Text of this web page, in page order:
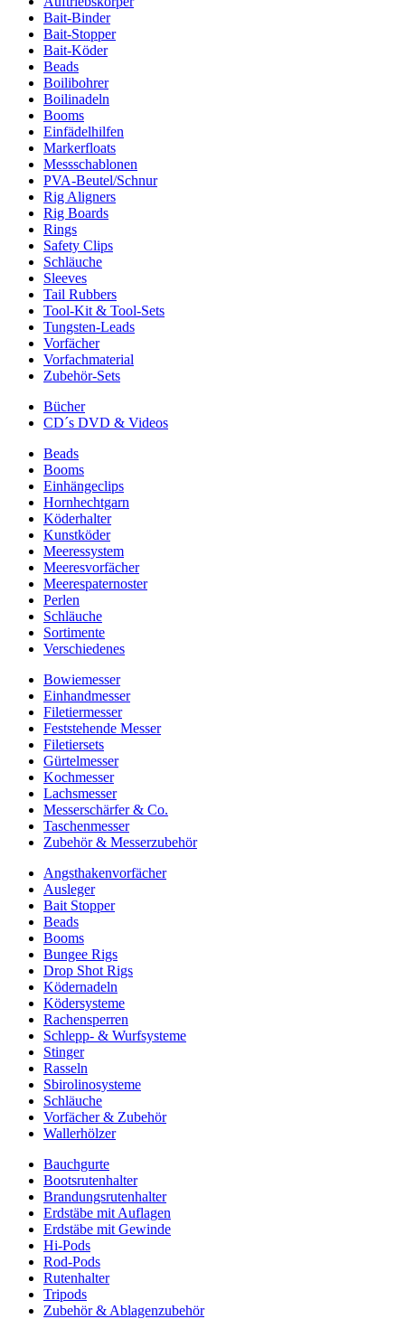
Bait-Binder
Bait-Stopper
Bait-Köder
Beads
Boilibohrer
Boilinadeln
Booms
Einfädelhilfen
Markerfloats
Messschablonen
PVA-Beutel/Schnur
Rig Aligners
Rig Boards
Rings
Safety Clips
Schläuche
Sleeves
Tail Rubbers
Tool-Kit & Tool-Sets
Tungsten-Leads
Vorfächer
Vorfachmaterial
Zubehör-Sets
Bücher
CD´s DVD & Videos
Beads
Booms
Einhängeclips
Hornhechtgarn
Köderhalter
Kunstköder
Meeressystem
Meeresvorfächer
Meerespaternoster
Perlen
Schläuche
Sortimente
Verschiedenes
Bowiemesser
Einhandmesser
Filetiermesser
Feststehende Messer
Filetiersets
Gürtelmesser
Kochmesser
Lachsmesser
Messerschärfer & Co.
Taschenmesser
Zubehör & Messerzubehör
Angsthakenvorfächer
Ausleger
Bait Stopper
Beads
Booms
Bungee Rigs
Drop Shot Rigs
Ködernadeln
Ködersysteme
Rachensperren
Schlepp- & Wurfsysteme
Stinger
Rasseln
Sbirolinosysteme
Schläuche
Vorfächer & Zubehör
Wallerhölzer
Bauchgurte
Bootsrutenhalter
Brandungsrutenhalter
Erdstäbe mit Auflagen
Erdstäbe mit Gewinde
Hi-Pods
Rod-Pods
Rutenhalter
Tripods
Zubehör & Ablagenzubehör